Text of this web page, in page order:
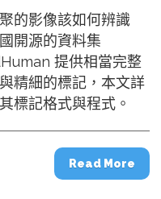
的影像該如何辨識
開源的資料集
提供相當完整
精細的標記，本文詳
標記格式與程式。
Read More